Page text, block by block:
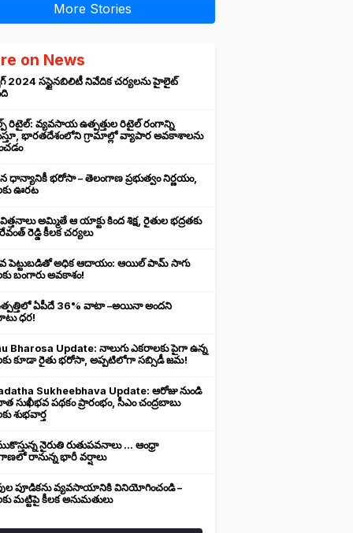
More Stories
on News
2024 సస్టైనబిలిటీ నివేదిక చర్యలను హైలైట్
రిటైల్: వ్యవసాయ ఉత్పత్తుల రిటైల్ రంగాన్ని
భారతదేశంలోని గ్రామాల్లో వ్యాపార అవకాశాలను
ధాన్యానికీ భరోసా – తెలంగాణ ప్రభుత్వం నిర్ణయం,
ఊరట
అమ్మితే ఆ యాక్టు కింద శిక్ష, రైతుల భద్రతకు
రెడ్డి కీలక చర్యలు
పెట్టుబడితో అధిక ఆదాయం: ఆయిల్ పామ్ సాగు
బంగారు అవకాశం!
ఏపీదే 36% వాటా –అయినా అందని
ధర!
Bharosa Update: నాలుగు ఎకరాలకు పైగా ఉన్న
కూడా రైతు భరోసా, అప్పటిలోగా సబ్సిడీ జమ!
Sukheebhava Update: ఆరోజు నుండి
సుఖీభవ పథకం ప్రారంభం, సీఎం చంద్రబాబు
శుభవార్త
నైరుతి రుతుపవనాలు ... ఆంధ్రా
రానున్న భారీ వర్షాలు
పూడికను వ్యవసాయానికి వినియోగించండి –
మట్టిపై కీలక అనుమతులు